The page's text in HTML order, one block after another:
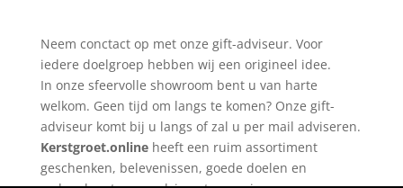
Neem conctact op met onze gift-adviseur. Voor
iedere doelgroep hebben wij een origineel idee.
In onze sfeervolle showroom bent u van harte
welkom. Geen tijd om langs te komen? Onze gift-
adviseur komt bij u langs of zal u per mail adviseren.
Kerstgroet.onlineheeft een ruim assortiment
geschenken, belevenissen, goede doelen en